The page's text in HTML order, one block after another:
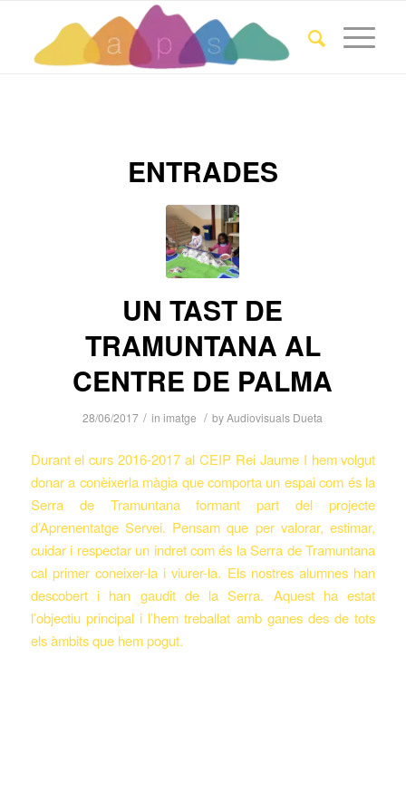
ENTRADES
UN TAST DE
TRAMUNTANA AL
CENTRE DE PALMA
28/06/2017 / inimatge / byAudiovisuals Dueta
Durant el curs 2016-2017 al CEIP Rei Jaume I hem volgut
donar a conèixerla màgia que comporta un espai com és la
Serra de Tramuntana formant part del projecte
d’Aprenentatge Servei. Pensam que per valorar, estimar,
cuidar i respectar un indret com és la Serra de Tramuntana
cal primer coneixer-la i viurer-la. Els nostres alumnes han
descobert i han gaudit de la Serra. Aquest ha estat
l’objectiu principal i l’hem treballat amb ganes des de tots
els àmbits que hem pogut.